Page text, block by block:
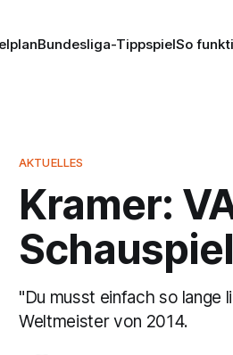
Bundesliga-TippspielSo
AKTUELLES
Kramer:
"Du musst einfach so lange
Weltmeister von 2014.